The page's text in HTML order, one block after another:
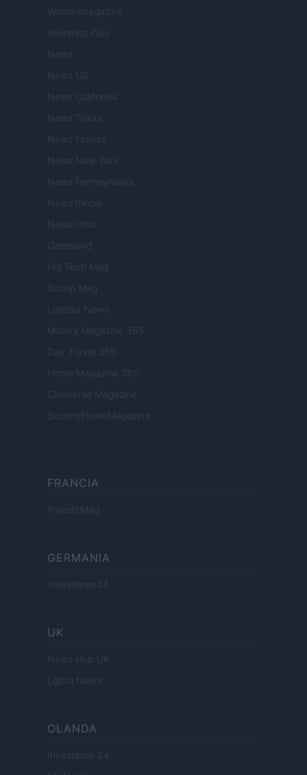
Womanmagazine
Investing Plus
Newz
Newz US
Newz California
Newz Texas
Newz Florida
Newz New York
Newz Pennsylvania
Newz Illinois
Newz Ohio
Gameland
Hig Tech Mag
Scoop Mag
Lgbtqia News
Motors Magazine 365
Day Travel 365
Home Magazine 365
Cineverse Magazine
SecondHomeMagazine
FRANCIA
InvestirMag
GERMANIA
Investieren24
UK
News Hub UK
Lgbtq News
OLANDA
Investeren 24